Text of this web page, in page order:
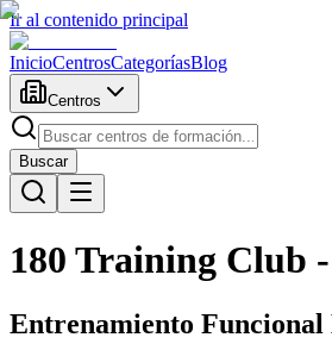
Ir al contenido principal
InicioCentrosCategoríasBlog
Centros
Buscar
180 Training Club
Entrenamiento Funcional